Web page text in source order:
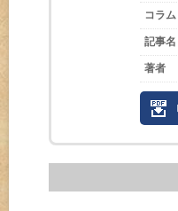
コラム
記事名
著者